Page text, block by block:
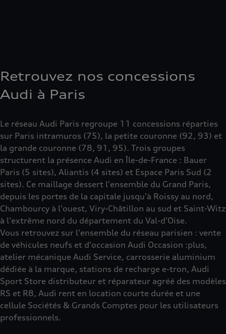
Retrouvez nos concessions
Audi à Paris
Le réseau Audi Paris regroupe 11 concessions réparties
sur Paris intramuros (75), la petite couronne (92, 93) et
la grande couronne (78, 91, 95). Trois groupes
structurent la présence Audi en Île-de-France : Bauer
Paris (5 sites), Aliantis (4 sites) et Espace Paris Sud (2
sites). Ce maillage dessert l'ensemble du Grand Paris,
depuis les portes de la capitale jusqu'à Roissy au nord,
Chambourcy à l'ouest, Viry-Châtillon au sud et Saint-Witz
à l'extrême nord du département du Val-d'Oise.
Vous retrouvez sur l'ensemble du réseau parisien : vente
de véhicules neufs et d'occasion Audi Occasion :plus,
atelier mécanique Audi Service, carrosserie aluminium
dédiée à la marque, stations de recharge e-tron, Audi
Sport Store distributeur et réparateur agréé des modèles
RS et R8, Audi rent en location courte durée et une
cellule Sociétés & Grands Comptes pour les utilisateurs
professionnels.